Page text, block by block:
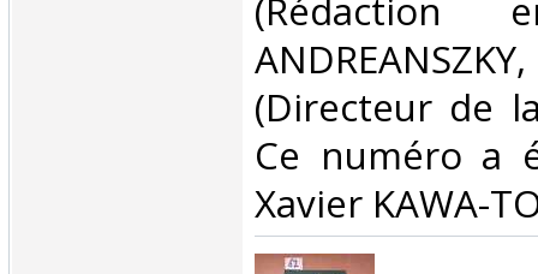
(Directeur de
Ce numéro a
Xavier KAWA-